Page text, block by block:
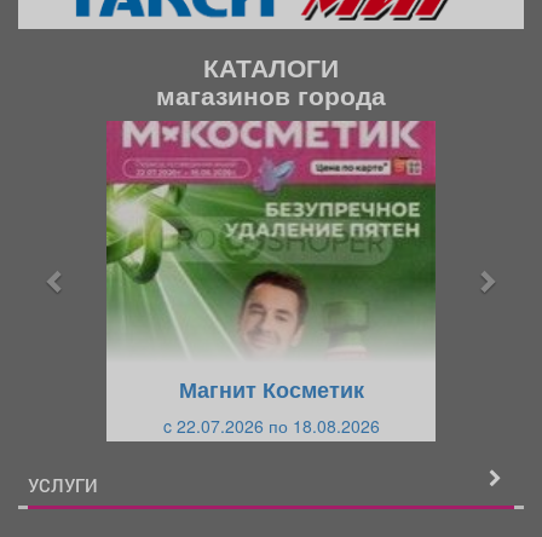
КАТАЛОГИ
магазинов города
Магнит Косметик
c 22.07.2026 по 18.08.2026
УСЛУГИ